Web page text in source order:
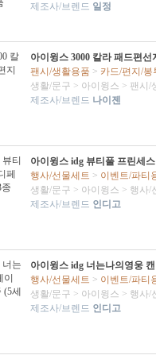
제조사/브렌드 일정
아이윙스 3000 칼라 패드편선
팬시/생활용품 > 카드/편지/봉
생활/문구 > 아이윙스 > 팬시/
제조사/브렌드 나이젠
아이윙스 idg 뷰티풀 프린세
행사/선물세트 > 이벤트/파티
생활/문구 > 아이윙스 > 행사/
제조사/브렌드 인디고
아이윙스 idg 너는나의영웅
행사/선물세트 > 이벤트/파티
생활/문구 > 아이윙스 > 행사/
제조사/브렌드 인디고